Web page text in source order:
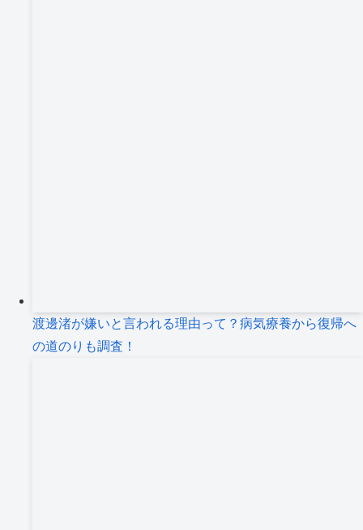
渡邊渚が嫌いと言われる理由って？病気療養から復帰へ
の道のりも調査！